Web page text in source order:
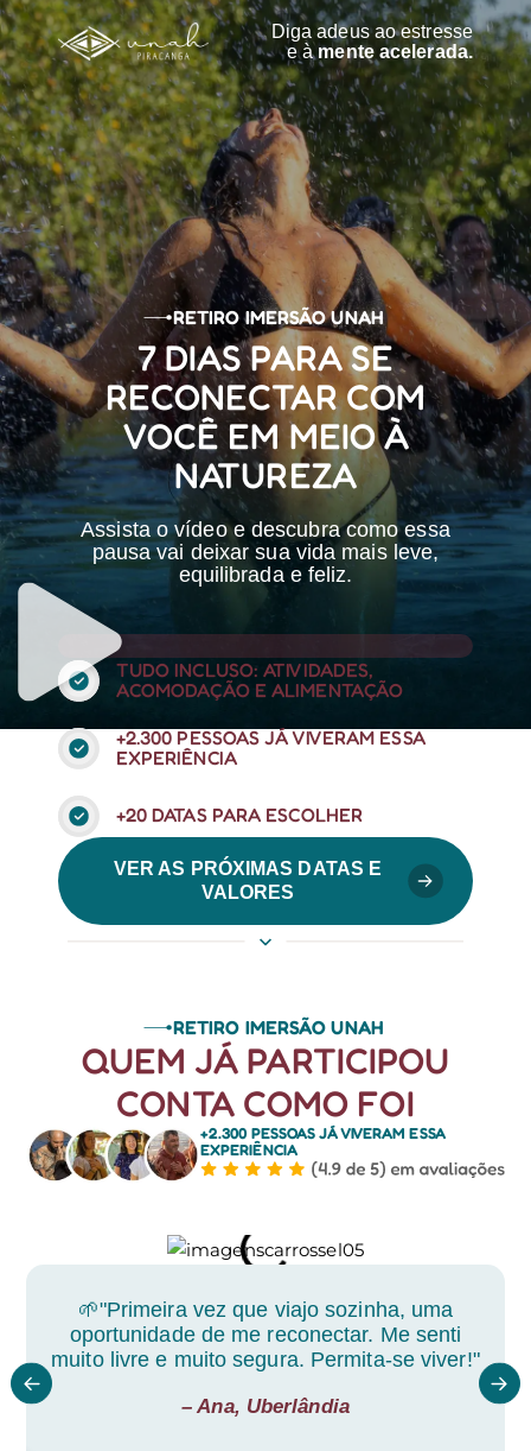
Diga adeus ao estresse
e àmente acelerada.
RETIRO IMERSÃO UNAH
7 DIAS PARA SE
RECONECTAR COM
VOCÊ EM MEIO À
NATUREZA
Assista o vídeo e descubra como essa
pausa vai deixar sua vida mais leve,
equilibrada e feliz.
TUDO INCLUSO: ATIVIDADES,
ACOMODAÇÃO E ALIMENTAÇÃO
+2.300 PESSOAS JÁ VIVERAM ESSA
EXPERIÊNCIA
+20 DATAS PARA ESCOLHER
VER AS PRÓXIMAS DATAS E
VALORES
RETIRO IMERSÃO UNAH
QUEM JÁ PARTICIPOU
CONTA COMO FOI
+2.300 PESSOAS JÁ VIVERAMESSA
EXPERIÊNCIA
🌱"Primeira vez que viajo sozinha, uma
oportunidade de me reconectar. Me senti
muito livre e muito segura. Permita-se viver!"
– Ana, Uberlândia